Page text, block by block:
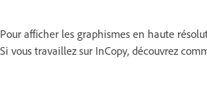
Pour afficher les graphismes en haute
Si vous travaillez sur InCopy, découvrez